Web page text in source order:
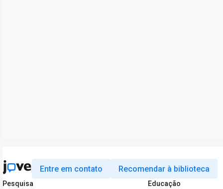
Entre em contato Recomendar à biblioteca
Pesquisa
Educação